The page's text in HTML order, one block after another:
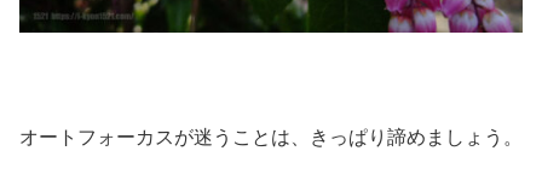
オートフォーカスが迷うことは、きっぱり諦めましょう。